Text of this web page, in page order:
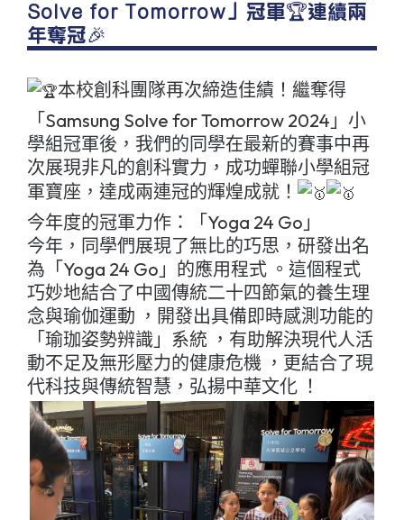
Solve for Tomorrow」冠軍🏆連續兩
年奪冠🎉
本校創科團隊再次締造佳績！繼奪得
「Samsung Solve for Tomorrow 2024」小
學組冠軍後，我們的同學在最新的賽事中再
次展現非凡的創科實力，成功蟬聯小學組冠
軍寶座，達成兩連冠的輝煌成就！
今年度的冠軍力作：「Yoga 24 Go」
今年，同學們展現了無比的巧思，研發出名
為「Yoga 24 Go」的應用程式 。這個程式
巧妙地結合了中國傳統二十四節氣的養生理
念與瑜伽運動 ，開發出具備即時感測功能的
「瑜珈姿勢辨識」系統 ，有助解決現代人活
動不足及無形壓力的健康危機 ，更結合了現
代科技與傳統智慧，弘揚中華文化 ！